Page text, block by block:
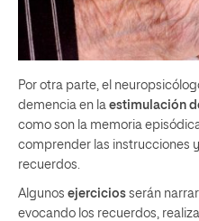
Por otra parte, el
demencia en la estimulación
como son la memoria
comprender las instrucciones
recuerdos.
Algunos ejercicios serán
evocando los recuerdos,